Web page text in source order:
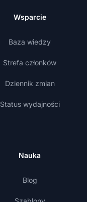
Wsparcie
Baza wiedzy
Strefa członków
Dziennik zmian
Status wydajności
Nauka
Blog